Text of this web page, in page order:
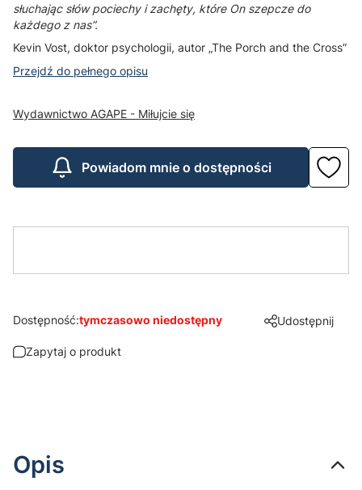
słuchając słów pociechy i zachęty, które On szepcze do
każdego z nas”.
Kevin Vost, doktor psychologii, autor „The Porch and the Cross”
Przejdź do pełnego opisu
Wydawnictwo AGAPE - Miłujcie się
Powiadom mnie o dostępności
Dostępność:tymczasowo niedostępny Udostępnij
Zapytaj o produkt
Opis